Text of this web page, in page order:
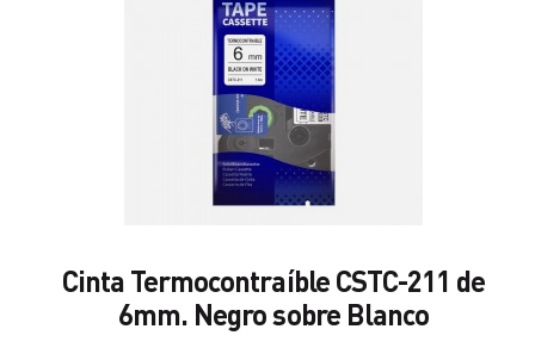
Cinta Termocontraíble CSTC-211 de
6mm. Negro sobre Blanco